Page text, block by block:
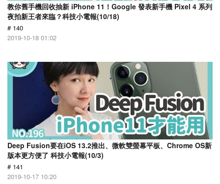
教你舊手機回收抽新 iPhone 11！Google 發表新手機 Pixel 4 系列
夜拍新王者來臨？科技小電報(10/18)
# 140
2019-10-18 01:02
Deep Fusion要在iOS 13.2推出、微軟雙螢幕平板、Chrome OS新
版本更方便了 科技小電報(10/3)
# 141
2019-10-17 10:20